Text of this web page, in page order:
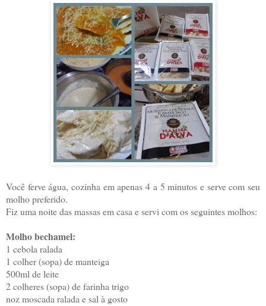
Você ferve água, cozinha em apenas 4 a 5 minutos e serve com seu
molho preferido.
Fiz uma noite das massas em casa e servi com os seguintes molhos:
Molho bechamel:
1 cebola ralada
1 colher (sopa) de manteiga
500ml de leite
2 colheres (sopa) de farinha trigo
noz moscada ralada e sal à gosto